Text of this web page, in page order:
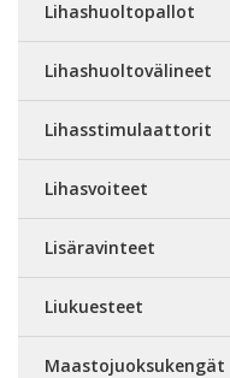
Lihashuoltopallot
Lihashuoltovälineet
Lihasstimulaattorit
Lihasvoiteet
Lisäravinteet
Liukuesteet
Maastojuoksukengät